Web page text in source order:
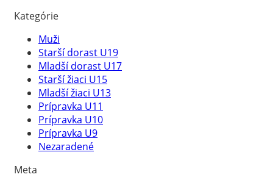
Kategórie
Muži
Starší dorast U19
Mladší dorast U17
Starší žiaci U15
Mladší žiaci U13
Prípravka U11
Prípravka U10
Prípravka U9
Nezaradené
Meta